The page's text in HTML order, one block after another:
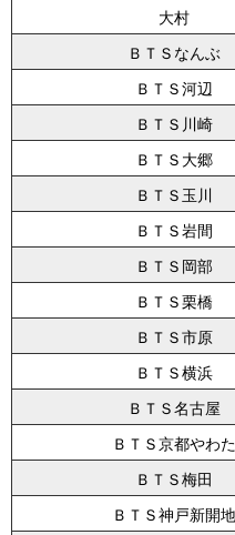
大村
ＢＴＳなんぶ
ＢＴＳ河辺
ＢＴＳ川崎
ＢＴＳ大郷
ＢＴＳ玉川
ＢＴＳ岩間
ＢＴＳ岡部
ＢＴＳ栗橋
ＢＴＳ市原
ＢＴＳ横浜
ＢＴＳ名古屋
ＢＴＳ京都やわた
ＢＴＳ梅田
ＢＴＳ神戸新開地